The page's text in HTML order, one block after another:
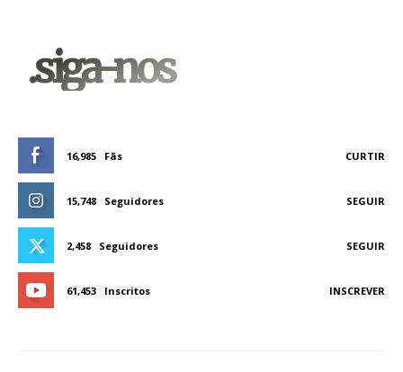
.siga-nos
16,985 Fãs CURTIR
15,748 Seguidores SEGUIR
2,458 Seguidores SEGUIR
61,453 Inscritos INSCREVER